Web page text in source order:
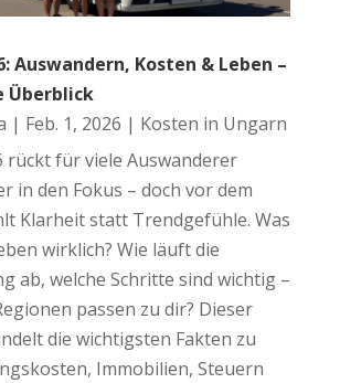
Auswandern, Kosten & Leben –
Überblick
| Feb. 1, 2026 | Kosten in Ungarn
rückt für viele Auswanderer
in den Fokus – doch vor dem
Klarheit statt Trendgefühle. Was
wirklich? Wie läuft die
ab, welche Schritte sind wichtig –
passen zu dir? Dieser
die wichtigsten Fakten zu
Immobilien, Steuern